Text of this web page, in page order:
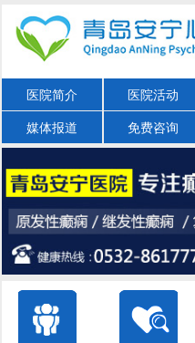
医院简介 医院活动
媒体报道 免费咨询